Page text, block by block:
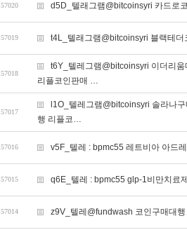
57020 d5D_텔래그램@bitcoinsyri 카드로
57019 t4L_텔래그램@bitcoinsyri 블랙테
57018
t6Y_텔레그램@bitcoinsyri 이더리
리플코인판매 …
57017
l1O_텔레그램@bitcoinsyri 솔라나
행 리플코…
57016 v5F_텔레 : bpmc55 레트비아 아드
57015 q6E_텔레 : bpmc55 glp-1비만치료
57014 z9V_텔레@fundwash 코인구매대